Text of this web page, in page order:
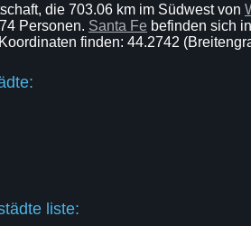
die 703.06 km im Südwest von
Personen. Santa Fe befinden sich
finden: 44.2742
liste: